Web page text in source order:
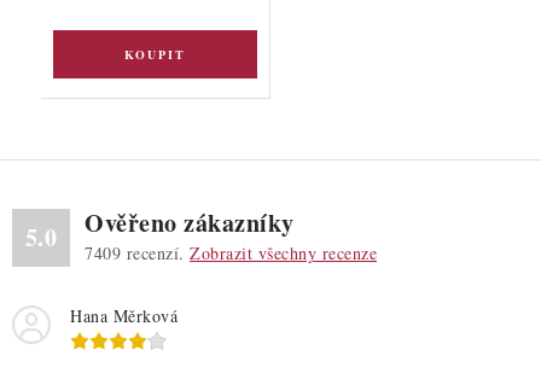
5.0 Ověřeno zákazníky
7409 recenzí. Zobrazit všechny recenze
Hana Měrková